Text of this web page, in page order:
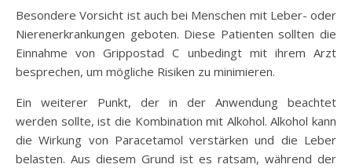
Besondere Vorsicht ist auch bei Menschen mit Leber- oder
Nierenerkrankungen geboten. Diese Patienten sollten die
Einnahme von Grippostad C unbedingt mit ihrem Arzt
besprechen, um mögliche Risiken zu minimieren.
Ein weiterer Punkt, der in der Anwendung beachtet
werden sollte, ist die Kombination mit Alkohol. Alkohol kann
die Wirkung von Paracetamol verstärken und die Leber
belasten. Aus diesem Grund ist es ratsam, während der